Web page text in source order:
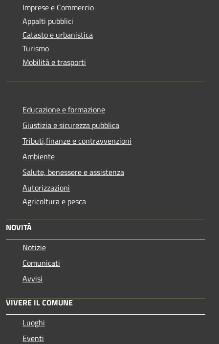
Imprese e Commercio
Appalti pubblici
Catasto e urbanistica
Turismo
Mobilità e trasporti
Educazione e formazione
Giustizia e sicurezza pubblica
Tributi,finanze e contravvenzioni
Ambiente
Salute, benessere e assistenza
Autorizzazioni
Agricoltura e pesca
NOVITÀ
Notizie
Comunicati
Avvisi
VIVERE IL COMUNE
Luoghi
Eventi